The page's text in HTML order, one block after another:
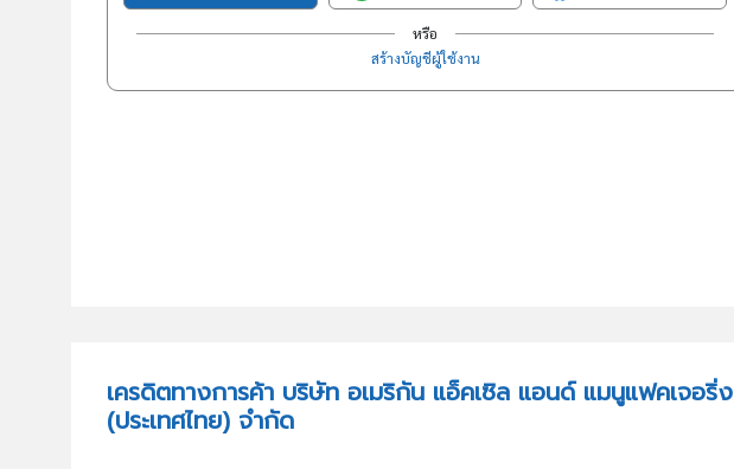
หรือ
สร้างบัญชีผู้ใช้งาน
เครดิตทางการค้า บริษัท อเมริกัน แอ็คเซิล แอนด์ แมนูแฟคเจอริ่ง
(ประเทศไทย) จำกัด